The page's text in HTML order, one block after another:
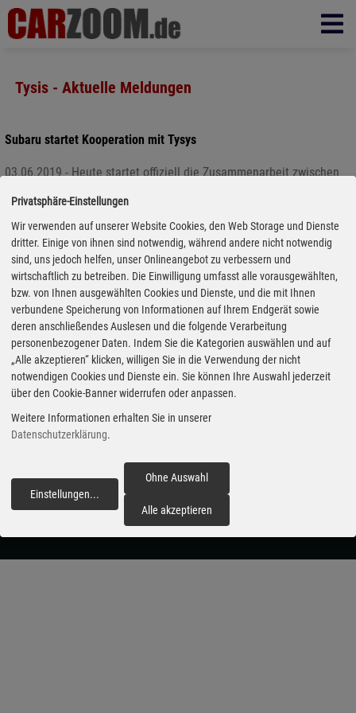
Tysis - Aktuelle Meldungen
Subaru startet Kooperation mit Tysys
03.06.2019 - Heute startet offiziell die Zusammenarbeit zwischen
Reifen und Felgen. Über 400 Subaru-Partner in Deutschland können
ab dem 3. Juni den für sie exklusiv eingerichteten neuen Web-Shop
der Tysys nutzen. Lieferzeiten von 48 Stunden sollen so mögllich
werden.
carzoom.de
Impressum
Datenschutz
Datenschutz-Einstellungen:
bearbeiten|zurücksetzen
Privatsphäre-Einstellungen
Wir verwenden auf unserer Website Cookies, den Web Storage und Dienste
dritter. Einige von ihnen sind notwendig, während andere nicht notwendig
sind, uns jedoch helfen, unser Onlineangebot zu verbessern und
wirtschaftlich zu betreiben. Die Einwilligung umfasst alle vorausgewählten,
bzw. von Ihnen ausgewählten Cookies und Dienste, und die mit Ihnen
verbundene Speicherung von Informationen auf Ihrem Endgerät sowie
deren anschließendes Auslesen und die folgende Verarbeitung
personenbezogener Daten. Indem Sie die Kategorien auswählen und auf
„Alle akzeptieren“ klicken, willigen Sie in die Verwendung der nicht
notwendigen Cookies und Dienste ein. Sie können Ihre Auswahl jederzeit
über den Cookie-Banner widerrufen oder anpassen.
Weitere Informationen erhalten Sie in unserer
Datenschutzerklärung.
Einstellungen...
Ohne Auswahl
Alle akzeptieren